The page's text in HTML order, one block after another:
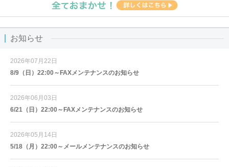
お知らせ
2026年07月22日
8/9（日）22:00～FAXメンテナンスのお知らせ
2026年06月03日
6/21（日）22:00～FAXメンテナンスのお知らせ
2026年05月14日
5/18（月）22:00～メールメンテナンスのお知らせ